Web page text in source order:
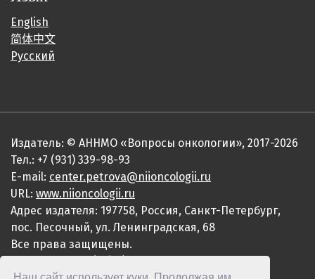
English
简体中文
Русский
Издатель: © АННМО «Вопросы онкологии», 2017-2026
Тел.: +7 (931) 339-98-93
E-mail: center.petrova@niioncologii.ru
URL: www.niioncologii.ru
Адрес издателя: 197758, Россия, Санкт-Петербург,
пос. Песочный, ул. Ленинградская, 68
Все права защищены.